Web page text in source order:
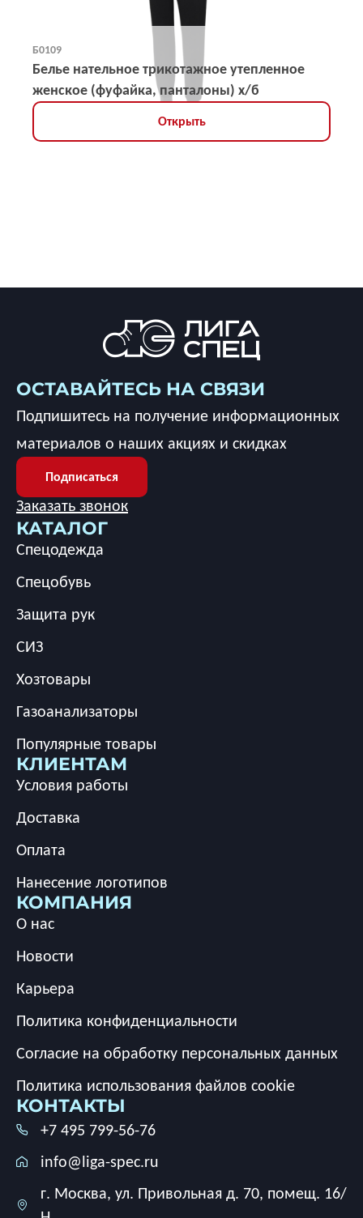
Б0109
Белье нательное трикотажное утепленное
женское (фуфайка, панталоны) х/б
Открыть
КАТАЛОГ
Спецодежда
Спецобувь
Защита рук
СИЗ
Хозтовары
Газоанализаторы
Популярные товары
КЛИЕНТАМ
Условия работы
Доставка
Оплата
Нанесение логотипов
КОМПАНИЯ
О нас
Новости
Карьера
Политика конфиденциальности
Согласие на обработку персональных данных
Политика использования файлов cookie
КОНТАКТЫ
+7 495 799-56-76
info@liga-spec.ru
г. Москва, ул. Привольная д. 70, помещ. 16/
ОСТАВАЙТЕСЬ НА СВЯЗИ
Подпишитесь на получение информационных
материалов о наших акциях и скидках
Подписаться
Заказать звонок